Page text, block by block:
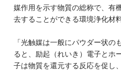
媒作用を示す物質の総称で、有
去することができる環境浄化材
「光触媒は一般にパウダー状の
ると、励起（れいき）電子とホ
子は物質を還元する反応を促し